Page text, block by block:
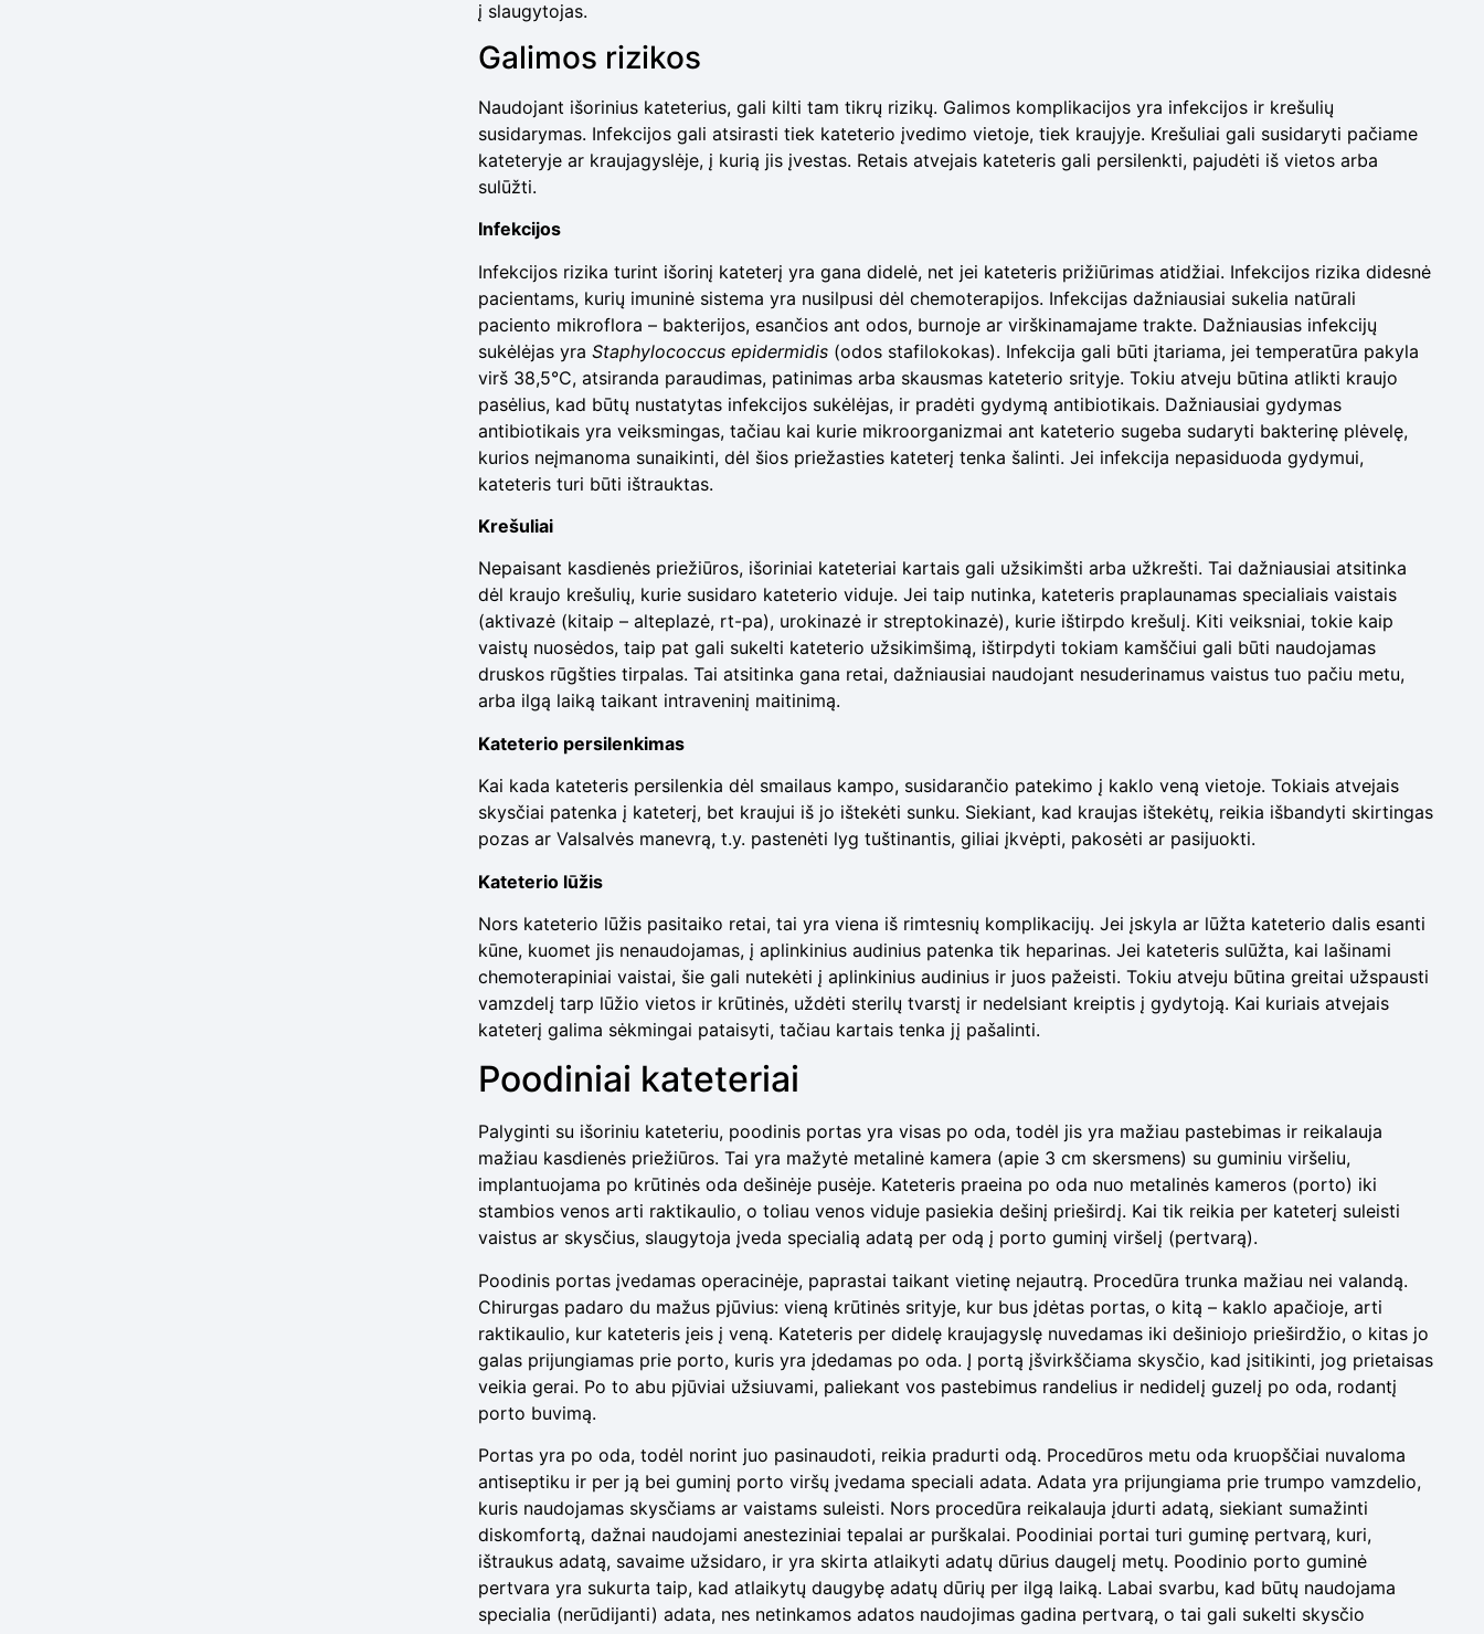
į slaugytojas.
Galimos rizikos
Naudojant išorinius kateterius, gali kilti tam tikrų rizikų. Galimos komplikacijos yra infekcijos ir krešulių
susidarymas. Infekcijos gali atsirasti tiek kateterio įvedimo vietoje, tiek kraujyje. Krešuliai gali susidaryti pačiame
kateteryje ar kraujagyslėje, į kurią jis įvestas. Retais atvejais kateteris gali persilenkti, pajudėti iš vietos arba
sulūžti.
Infekcijos
Infekcijos rizika turint išorinį kateterį yra gana didelė, net jei kateteris prižiūrimas atidžiai. Infekcijos rizika didesnė
pacientams, kurių imuninė sistema yra nusilpusi dėl chemoterapijos. Infekcijas dažniausiai sukelia natūrali
paciento mikroflora – bakterijos, esančios ant odos, burnoje ar virškinamajame trakte. Dažniausias infekcijų
sukėlėjas yraStaphylococcus epidermidis (odos stafilokokas). Infekcija gali būti įtariama, jei temperatūra pakyla
virš 38,5°C, atsiranda paraudimas, patinimas arba skausmas kateterio srityje. Tokiu atveju būtina atlikti kraujo
pasėlius, kad būtų nustatytas infekcijos sukėlėjas, ir pradėti gydymą antibiotikais. Dažniausiai gydymas
antibiotikais yra veiksmingas, tačiau kai kurie mikroorganizmai ant kateterio sugeba sudaryti bakterinę plėvelę,
kurios neįmanoma sunaikinti, dėl šios priežasties kateterį tenka šalinti. Jei infekcija nepasiduoda gydymui,
kateteris turi būti ištrauktas.
Krešuliai
Nepaisant kasdienės priežiūros, išoriniai kateteriai kartais gali užsikimšti arba užkrešti. Tai dažniausiai atsitinka
dėl kraujo krešulių, kurie susidaro kateterio viduje. Jei taip nutinka, kateteris praplaunamas specialiais vaistais
(aktivazė (kitaip – alteplazė, rt-pa), urokinazė ir streptokinazė), kurie ištirpdo krešulį. Kiti veiksniai, tokie kaip
vaistų nuosėdos, taip pat gali sukelti kateterio užsikimšimą, ištirpdyti tokiam kamščiui gali būti naudojamas
druskos rūgšties tirpalas. Tai atsitinka gana retai, dažniausiai naudojant nesuderinamus vaistus tuo pačiu metu,
arba ilgą laiką taikant intraveninį maitinimą.
Kateterio persilenkimas
Kai kada kateteris persilenkia dėl smailaus kampo, susidarančio patekimo į kaklo veną vietoje. Tokiais atvejais
skysčiai patenka į kateterį, bet kraujui iš jo ištekėti sunku. Siekiant, kad kraujas ištekėtų, reikia išbandyti skirtingas
pozas ar Valsalvės manevrą, t.y. pastenėti lyg tuštinantis, giliai įkvėpti, pakosėti ar pasijuokti.
Kateterio lūžis
Nors kateterio lūžis pasitaiko retai, tai yra viena iš rimtesnių komplikacijų. Jei įskyla ar lūžta kateterio dalis esanti
kūne, kuomet jis nenaudojamas, į aplinkinius audinius patenka tik heparinas. Jei kateteris sulūžta, kai lašinami
chemoterapiniai vaistai, šie gali nutekėti į aplinkinius audinius ir juos pažeisti. Tokiu atveju būtina greitai užspausti
vamzdelį tarp lūžio vietos ir krūtinės, uždėti sterilų tvarstį ir nedelsiant kreiptis į gydytoją. Kai kuriais atvejais
kateterį galima sėkmingai pataisyti, tačiau kartais tenka jį pašalinti.
Poodiniai kateteriai
Palyginti su išoriniu kateteriu, poodinis portas yra visas po oda, todėl jis yra mažiau pastebimas ir reikalauja
mažiau kasdienės priežiūros. Tai yra mažytė metalinė kamera (apie 3 cm skersmens) su guminiu viršeliu,
implantuojama po krūtinės oda dešinėje pusėje. Kateteris praeina po oda nuo metalinės kameros (porto) iki
stambios venos arti raktikaulio, o toliau venos viduje pasiekia dešinį prieširdį. Kai tik reikia per kateterį suleisti
vaistus ar skysčius, slaugytoja įveda specialią adatą per odą į porto guminį viršelį (pertvarą).
Poodinis portas įvedamas operacinėje, paprastai taikant vietinę nejautrą. Procedūra trunka mažiau nei valandą.
Chirurgas padaro du mažus pjūvius: vieną krūtinės srityje, kur bus įdėtas portas, o kitą – kaklo apačioje, arti
raktikaulio, kur kateteris įeis į veną. Kateteris per didelę kraujagyslę nuvedamas iki dešiniojo prieširdžio, o kitas jo
galas prijungiamas prie porto, kuris yra įdedamas po oda. Į portą įšvirkščiama skysčio, kad įsitikinti, jog prietaisas
veikia gerai. Po to abu pjūviai užsiuvami, paliekant vos pastebimus randelius ir nedidelį guzelį po oda, rodantį
porto buvimą.
Portas yra po oda, todėl norint juo pasinaudoti, reikia pradurti odą. Procedūros metu oda kruopščiai nuvaloma
antiseptiku ir per ją bei guminį porto viršų įvedama speciali adata. Adata yra prijungiama prie trumpo vamzdelio,
kuris naudojamas skysčiams ar vaistams suleisti. Nors procedūra reikalauja įdurti adatą, siekiant sumažinti
diskomfortą, dažnai naudojami anesteziniai tepalai ar purškalai. Poodiniai portai turi guminę pertvarą, kuri,
ištraukus adatą, savaime užsidaro, ir yra skirta atlaikyti adatų dūrius daugelį metų. Poodinio porto guminė
pertvara yra sukurta taip, kad atlaikytų daugybę adatų dūrių per ilgą laiką. Labai svarbu, kad būtų naudojama
specialia (nerūdijanti) adata, nes netinkamos adatos naudojimas gadina pertvarą, o tai gali sukelti skysčio